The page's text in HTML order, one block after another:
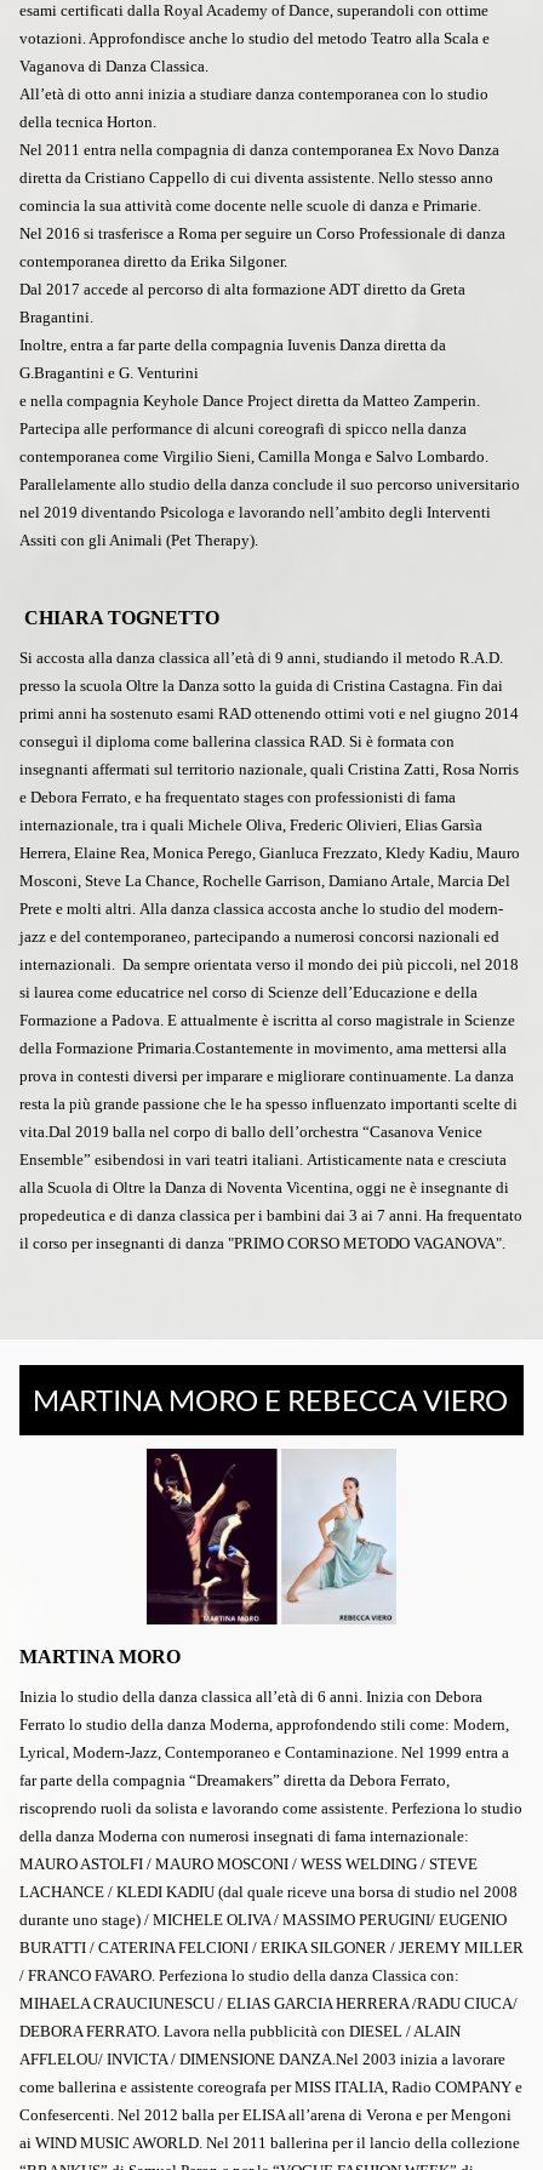
esami certificati dalla Royal Academy of Dance, superandoli con ottime
votazioni. Approfondisce anche lo studio del metodo Teatro alla Scala e
Vaganova di Danza Classica.
All’età di otto anni inizia a studiare danza contemporanea con lo studio
della tecnica Horton.
Nel 2011 entra nella compagnia di danza contemporanea Ex Novo Danza
diretta da Cristiano Cappello di cui diventa assistente. Nello stesso anno
comincia la sua attività come docente nelle scuole di danza e Primarie.
Nel 2016 si trasferisce a Roma per seguire un Corso Professionale di danza
contemporanea diretto da Erika Silgoner.
Dal 2017 accede al percorso di alta formazione ADT diretto da Greta
Bragantini.
Inoltre, entra a far parte della compagnia Iuvenis Danza diretta da
G.Bragantini e G. Venturini
e nella compagnia Keyhole Dance Project diretta da Matteo Zamperin.
Partecipa alle performance di alcuni coreografi di spicco nella danza
contemporanea come Virgilio Sieni, Camilla Monga e Salvo Lombardo.
Parallelamente allo studio della danza conclude il suo percorso universitario
nel 2019 diventando Psicologa e lavorando nell’ambito degli Interventi
Assiti con gli Animali (Pet Therapy).
CHIARA TOGNETTO
Si accosta alla danza classica all’età di 9 anni, studiando il metodo R.A.D.
presso la scuola Oltre la Danza sotto la guida di Cristina Castagna. Fin dai
primi anni ha sostenuto esami RAD ottenendo ottimi voti e nel giugno 2014
conseguì il diploma come ballerina classica RAD. Si è formata con
insegnanti affermati sul territorio nazionale, quali Cristina Zatti, Rosa Norris
e Debora Ferrato, e ha frequentato stages con professionisti di fama
internazionale, tra i quali Michele Oliva, Frederic Olivieri, Elias Garsìa
Herrera, Elaine Rea, Monica Perego, Gianluca Frezzato, Kledy Kadiu, Mauro
Mosconi, Steve La Chance, Rochelle Garrison, Damiano Artale, Marcia Del
Prete e molti altri. Alla danza classica accosta anche lo studio del modern-
jazz e del contemporaneo, partecipando a numerosi concorsi nazionali ed
internazionali. Da sempre orientata verso il mondo dei più piccoli, nel 2018
si laurea come educatrice nel corso di Scienze dell’Educazione e della
Formazione a Padova. E attualmente è iscritta al corso magistrale in Scienze
della Formazione Primaria.Costantemente in movimento, ama mettersi alla
prova in contesti diversi per imparare e migliorare continuamente. La danza
resta la più grande passione che le ha spesso influenzato importanti scelte di
vita.Dal 2019 balla nel corpo di ballo dell’orchestra “Casanova Venice
Ensemble” esibendosi in vari teatri italiani. Artisticamente nata e cresciuta
alla Scuola di Oltre la Danza di Noventa Vicentina, oggi ne è insegnante di
propedeutica e di danza classica per i bambini dai 3 ai 7 anni. Ha frequentato
il corso per insegnanti di danza "PRIMO CORSO METODO VAGANOVA".
MARTINA MORO E REBECCA VIERO
MARTINA MORO
Inizia lo studio della danza classica all’età di 6 anni. Inizia con Debora
Ferrato lo studio della danza Moderna, approfondendo stili come: Modern,
Lyrical, Modern-Jazz, Contemporaneo e Contaminazione. Nel 1999 entra a
far parte della compagnia “Dreamakers” diretta da Debora Ferrato,
riscoprendo ruoli da solista e lavorando come assistente. Perfeziona lo studio
della danza Moderna con numerosi insegnati di fama internazionale:
MAURO ASTOLFI / MAURO MOSCONI / WESS WELDING / STEVE
LACHANCE / KLEDI KADIU (dal quale riceve una borsa di studio nel 2008
durante uno stage) / MICHELE OLIVA / MASSIMO PERUGINI/ EUGENIO
BURATTI / CATERINA FELCIONI / ERIKA SILGONER / JEREMY MILLER
/ FRANCO FAVARO. Perfeziona lo studio della danza Classica con:
MIHAELA CRAUCIUNESCU / ELIAS GARCIA HERRERA /RADU CIUCA/
DEBORA FERRATO. Lavora nella pubblicità con DIESEL / ALAIN
AFFLELOU/ INVICTA / DIMENSIONE DANZA.Nel 2003 inizia a lavorare
come ballerina e assistente coreografa per MISS ITALIA, Radio COMPANY e
Confesercenti. Nel 2012 balla per ELISA all’arena di Verona e per Mengoni
ai WIND MUSIC AWORLD. Nel 2011 ballerina per il lancio della collezione